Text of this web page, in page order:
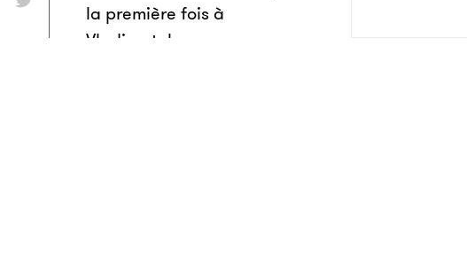
la première fois à
Vladivostok